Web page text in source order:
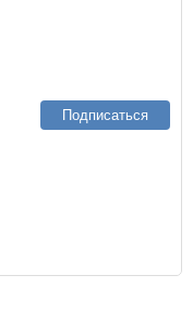
Подписаться